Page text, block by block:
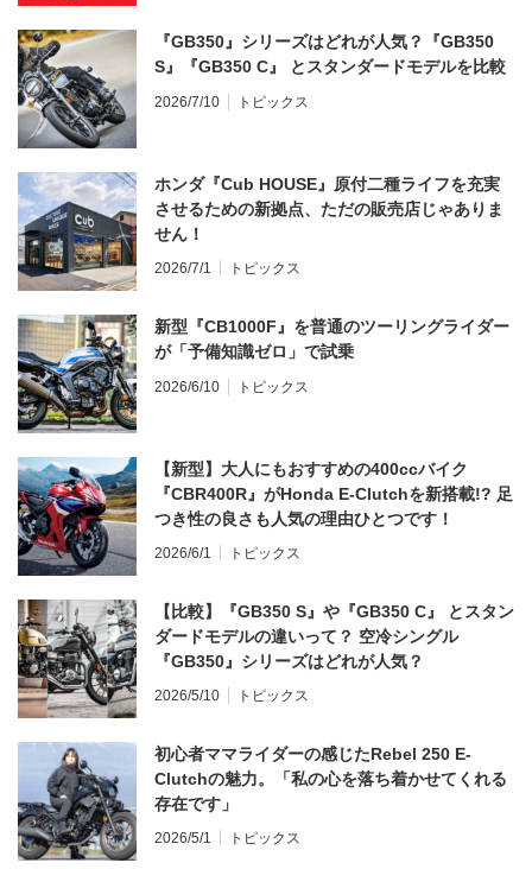
『GB350』シリーズはどれが人気？『GB350
S』『GB350 C』 とスタンダードモデルを比較
2026/7/10 トピックス
ホンダ『Cub HOUSE』原付二種ライフを充実
させるための新拠点、ただの販売店じゃありま
せん！
2026/7/1 トピックス
新型『CB1000F』を普通のツーリングライダー
が「予備知識ゼロ」で試乗
2026/6/10 トピックス
【新型】大人にもおすすめの400ccバイク
『CBR400R』がHonda E-Clutchを新搭載!? 足
つき性の良さも人気の理由ひとつです！
2026/6/1 トピックス
【比較】『GB350 S』や『GB350 C』 とスタン
ダードモデルの違いって？ 空冷シングル
『GB350』シリーズはどれが人気？
2026/5/10 トピックス
初心者ママライダーの感じたRebel 250 E-
Clutchの魅力。「私の心を落ち着かせてくれる
存在です」
2026/5/1 トピックス